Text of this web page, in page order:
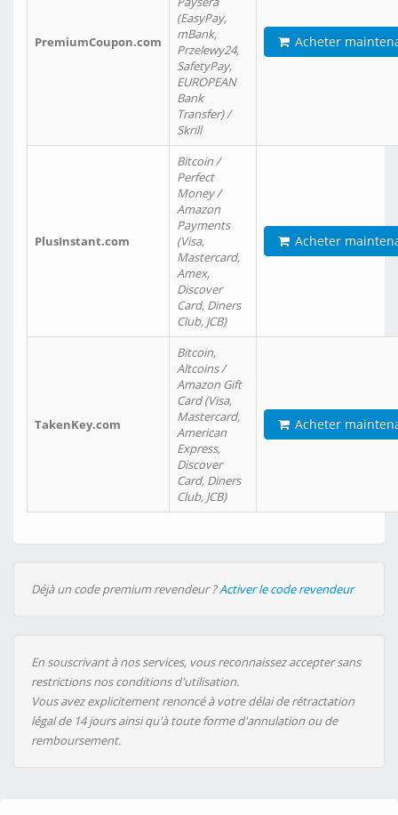
PremiumCoupon.com
(EasyPay,
mBank,
Przelewy24,
SafetyPay,
EUROPEAN
Bank
Transfer) /
Skrill
Acheter
PlusInstant.com
Bitcoin /
Perfect
Money /
Amazon
Payments
(Visa,
Mastercard,
Amex,
Discover
Card, Diners
Club, JCB)
Acheter
TakenKey.com
Bitcoin,
Altcoins /
Amazon Gift
Card (Visa,
Mastercard,
American
Express,
Discover
Card, Diners
Club, JCB)
Acheter
Déjà un code premium revendeur ?Activer le code revendeur
En souscrivant à nos services, vous reconnaissez accepter sans
restrictions nos conditions d'utilisation.
Vous avez explicitement renoncé à votre délai de rétractation
légal de 14 jours ainsi qu'à toute forme d'annulation ou de
remboursement.